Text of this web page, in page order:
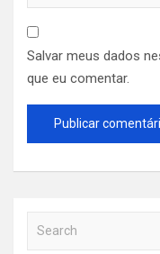
Salvar meus dados
que eu comentar.